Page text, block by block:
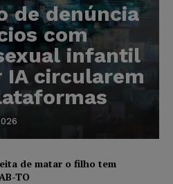
de denúncia
com
infantil
IA circularem
de matar o filho tem
TO